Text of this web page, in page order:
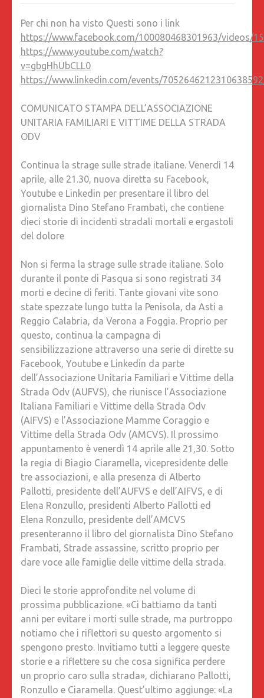
STRADE
14
Per chi non ha visto Questi sono i link
https://www.facebook.com/100080468301963/videos/
https://www.youtube.com/watch?
v=gbgHhUbCLL0
https://www.linkedin.com/events/
COMUNICATO STAMPA DELL’ASSOCIAZIONE
UNITARIA FAMILIARI E VITTIME DELLA STRADA
ODV
Continua la strage sulle strade italiane. Venerdì 14
aprile, alle 21.30, nuova diretta su Facebook,
Youtube e Linkedin per presentare il libro del
giornalista Dino Stefano Frambati, che contiene
dieci storie di incidenti stradali mortali e ergastoli
del dolore
Non si ferma la strage sulle strade italiane. Solo
durante il ponte di Pasqua si sono registrati 34
morti e decine di feriti. Tante giovani vite sono
state spezzate lungo tutta la Penisola, da Asti a
Reggio Calabria, da Verona a Foggia. Proprio per
questo, continua la campagna di
sensibilizzazione attraverso una serie di dirette su
Facebook, Youtube e Linkedin da parte
dell’Associazione Unitaria Familiari e Vittime della
Strada Odv (AUFVS), che riunisce l’Associazione
Italiana Familiari e Vittime della Strada Odv
(AIFVS) e l’Associazione Mamme Coraggio e
Vittime della Strada Odv (AMCVS). Il prossimo
appuntamento è venerdì 14 aprile alle 21,30. Sotto
la regia di Biagio Ciaramella, vicepresidente delle
tre associazioni, e alla presenza di Alberto
Pallotti, presidente dell’AUFVS e dell’AIFVS, e di
Elena Ronzullo, presidenti Alberto Pallotti ed
Elena Ronzullo, presidente dell’AMCVS
presenteranno il libro del giornalista Dino Stefano
Frambati, Strade assassine, scritto proprio per
dare voce alle famiglie delle vittime della strada.
Dieci le storie approfondite nel volume di
prossima pubblicazione. «Ci battiamo da tanti
anni per evitare i morti sulle strade, ma purtroppo
notiamo che i riflettori su questo argomento si
spengono presto. Invitiamo tutti a leggere queste
storie e a riflettere su che cosa significa perdere
un proprio caro sulla strada», dichiarano Pallotti,
Ronzullo e Ciaramella. Quest’ultimo aggiunge: «La